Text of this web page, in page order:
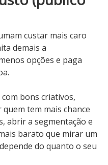
custar mais caro
demais a
opções e paga
bons criativos,
tem mais chance
abrir a segmentação e
barato que mirar um
do quanto o seu